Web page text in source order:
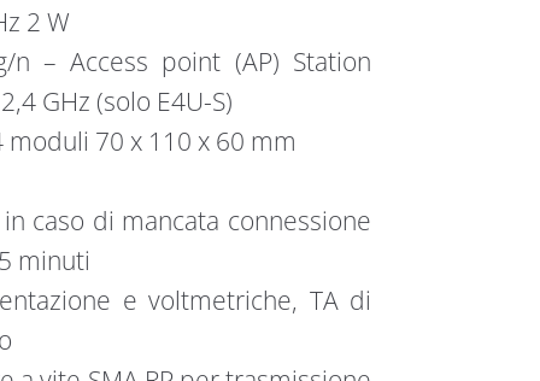
2 W
n – Access point (AP) Station
GHz (solo E4U-S)
70 x 110 x 60 mm
caso di mancata connessione
minuti
e voltmetriche, TA di